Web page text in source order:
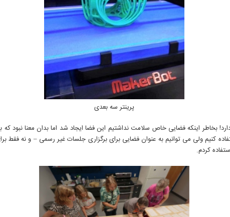
پرینتر سه بعدی
بخاطر اینکه فضایی خاص سلامت نداشتیم این فضا ایجاد شد اما بدان معنا نبود
کنیم ولی می توانیم به عنوان فضایی برای برگزاری جلسات غیر رسمی – و نه فقط
کردم.